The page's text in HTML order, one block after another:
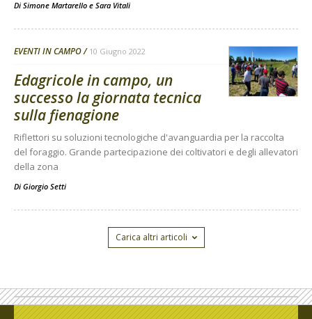
Di Simone Martarello e Sara Vitali
EVENTI IN CAMPO 10 Giugno 2022
Edagricole in campo, un
successo la giornata tecnica
sulla fienagione
Riflettori su soluzioni tecnologiche d'avanguardia per la raccolta
del foraggio. Grande partecipazione dei coltivatori e degli allevatori
della zona
Di Giorgio Setti
Carica altri articoli